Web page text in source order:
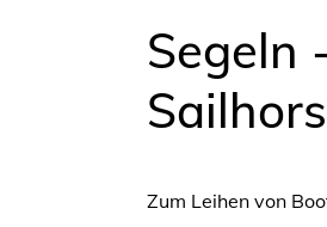
Segeln
Zum Leihen von